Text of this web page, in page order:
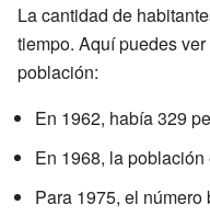
La cantidad de
tiempo. Aquí puedes
población:
En 1962, había 329
En 1968, la población
Para 1975, el número